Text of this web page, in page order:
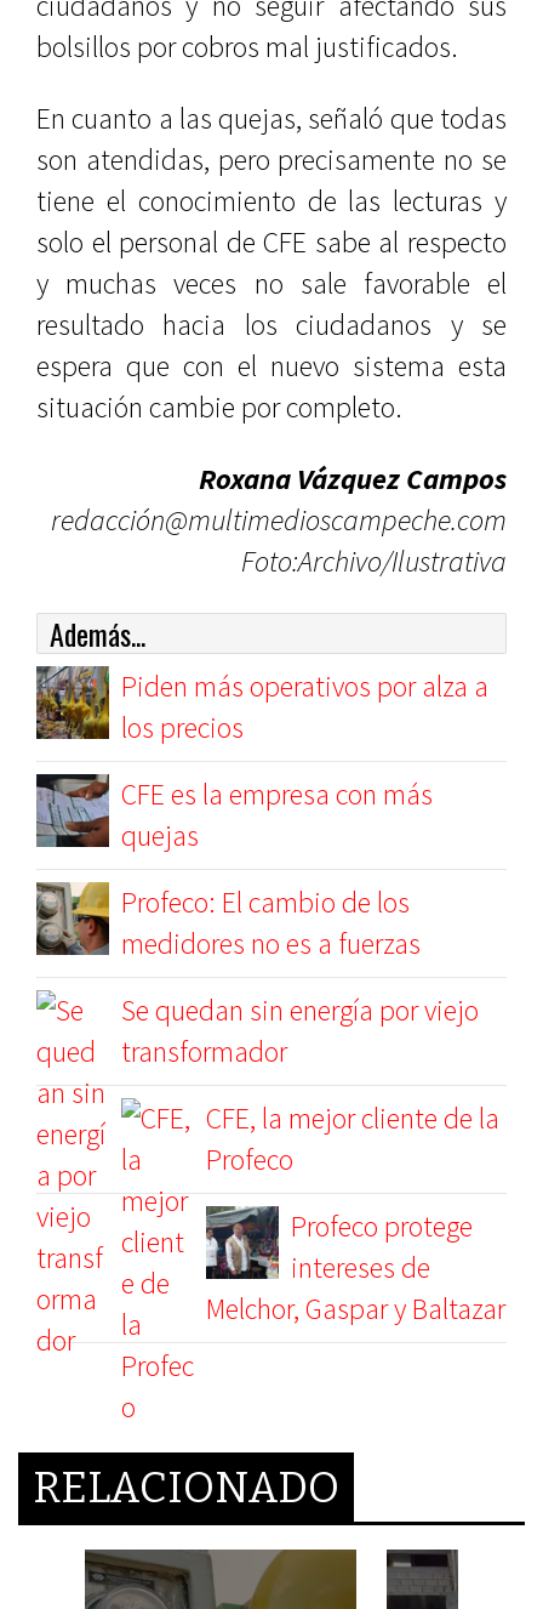
bolsillos por cobros mal justificados.
En cuanto a las quejas, señaló que todas
son atendidas, pero precisamente no se
tiene el conocimiento de las lecturas y
solo el personal de CFE sabe al respecto
y muchas veces no sale favorable el
resultado hacia los ciudadanos y se
espera que con el nuevo sistema esta
situación cambie por completo.
Roxana Vázquez Campos
redacción@multimedioscampeche.com
Foto:Archivo/Ilustrativa
Además...
Piden más operativos por alza a
los precios
CFE es la empresa con más
quejas
Profeco: El cambio de los
medidores no es a fuerzas
Se quedan sin energía por viejo
transformador
CFE, la mejor cliente de la
Profeco
Profeco protege
intereses de
Melchor, Gaspar y Baltazar
RELACIONADO